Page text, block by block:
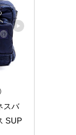
スバ
SUP